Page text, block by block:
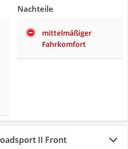
Nachteile
mittelmäßiger
Fahrkomfort
II Front